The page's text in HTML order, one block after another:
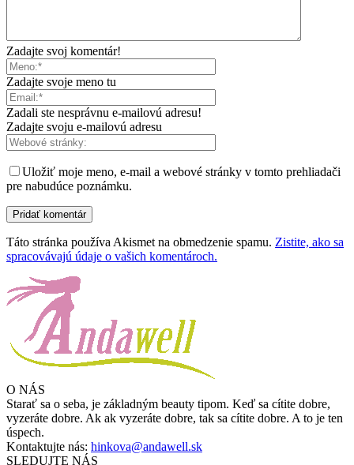
Zadajte svoj komentár!
Zadajte svoje meno tu
Zadali ste nesprávnu e-mailovú adresu!
Zadajte svoju e-mailovú adresu
Uložiť moje meno, e-mail a webové stránky v tomto prehliadači
pre nabudúce poznámku.
Táto stránka používa Akismet na obmedzenie spamu. Zistite, ako sa
spracovávajú údaje o vašich komentároch.
O NÁS
Starať sa o seba, je základným beauty tipom. Keď sa cítite dobre,
vyzeráte dobre. Ak ak vyzeráte dobre, tak sa cítite dobre. A to je ten
úspech.
Kontaktujte nás: hinkova@andawell.sk
SLEDUJTE NÁS